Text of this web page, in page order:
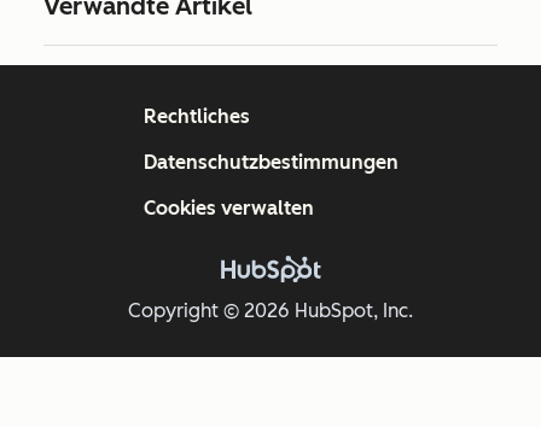
Copyright © 2026 HubSpot, Inc.
Rechtliches
Datenschutzbestimmungen
Cookies verwalten